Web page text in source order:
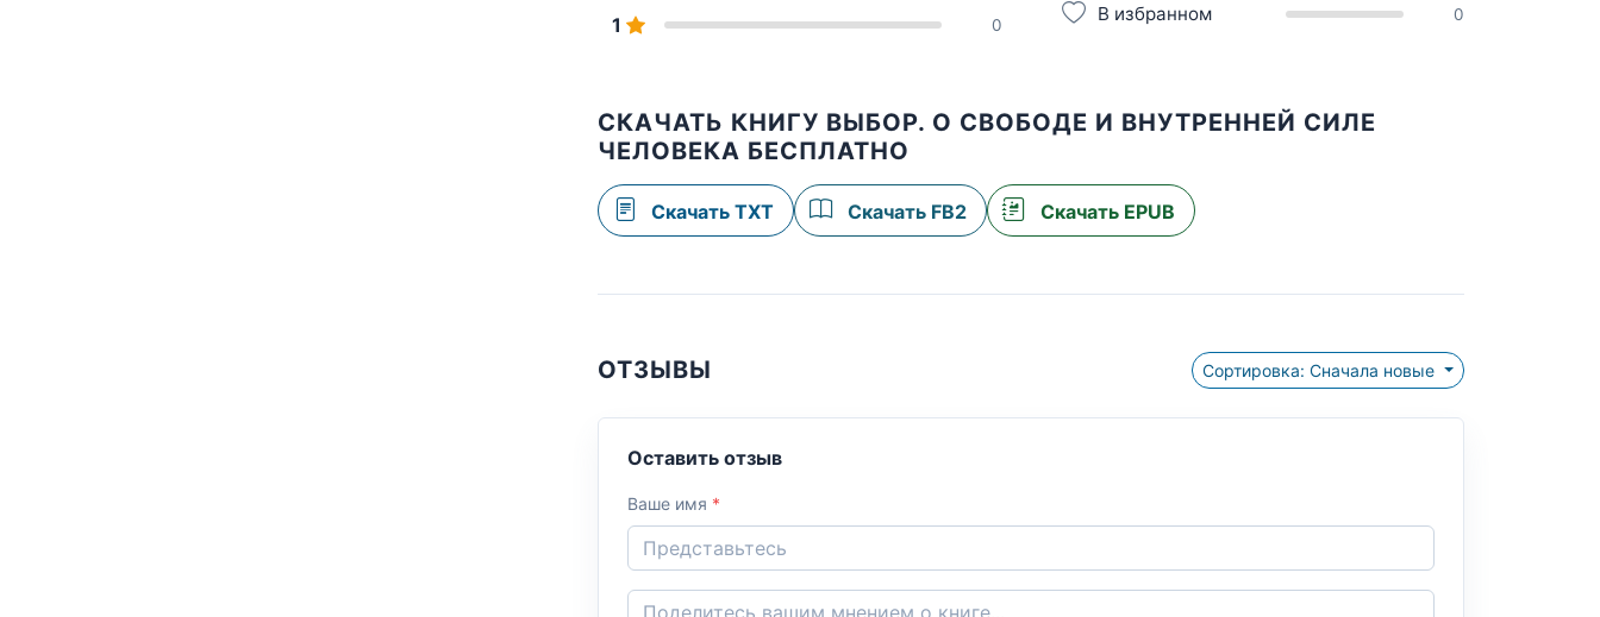
1 0 В избранном 0
СКАЧАТЬ КНИГУ ВЫБОР. О СВОБОДЕ И ВНУТРЕННЕЙ СИЛЕ
ЧЕЛОВЕКА БЕСПЛАТНО
Скачать TXT Скачать FB2 Скачать EPUB
ОТЗЫВЫ Сортировка: Сначала новые
Оставить отзыв
Ваше имя *